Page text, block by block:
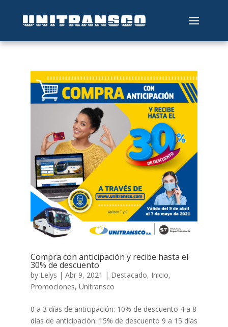
Compra con anticipación y recibe hasta el
30% de descuento
by Lelys | Abr 9, 2021 | Destacado, Inicio,
Promociones, Unitransco
0 a 3 días de anticipación: 10% de descuento 4 a 8
días de anticipación: 15% de descuento 9 a 15 días